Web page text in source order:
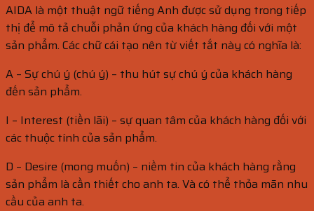
AIDA là một thuật ngữ tiếng Anh được sử dụng trong tiếp
thị để mô tả chuỗi phản ứng của khách hàng đối với một
sản phẩm. Các chữ cái tạo nên từ viết tắt này có nghĩa là:
A – Sự chú ý (chú ý) – thu hút sự chú ý của khách hàng
đến sản phẩm.
I – Interest (tiền lãi) – sự quan tâm của khách hàng đối với
các thuộc tính của sản phẩm.
D – Desire (mong muốn) – niềm tin của khách hàng rằng
sản phẩm là cần thiết cho anh ta. Và có thể thỏa mãn nhu
cầu của anh ta.